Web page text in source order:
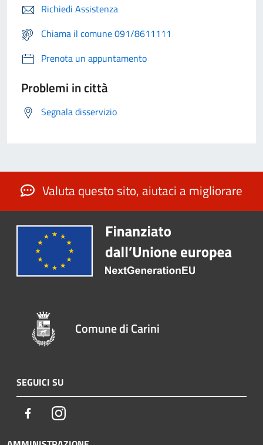
Richiedi Assistenza
Chiama il comune 091/8611111
Prenota un appuntamento
Problemi in città
Segnala disservizio
Valuta questo sito, aiutaci a migliorare
Comune di Carini
SEGUICI SU
FacebookInstagram